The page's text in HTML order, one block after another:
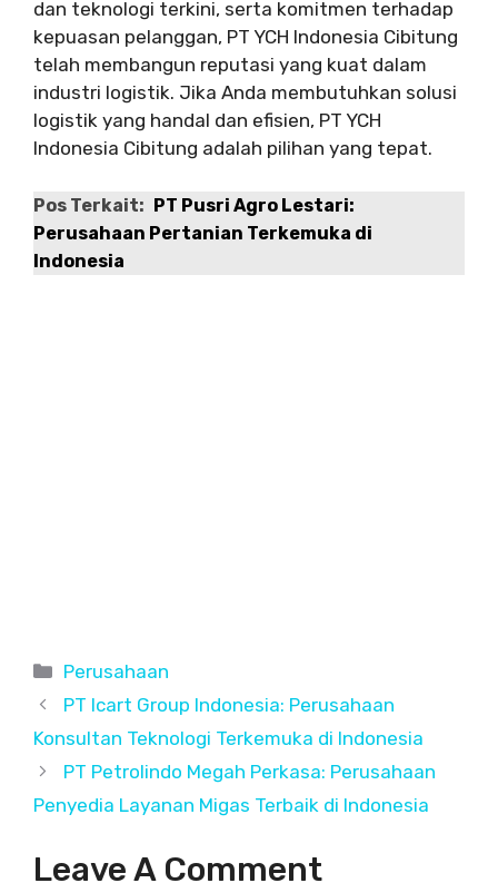
dan teknologi terkini, serta komitmen terhadap
kepuasan pelanggan, PT YCH Indonesia Cibitung
telah membangun reputasi yang kuat dalam
industri logistik. Jika Anda membutuhkan solusi
logistik yang handal dan efisien, PT YCH
Indonesia Cibitung adalah pilihan yang tepat.
Pos Terkait: PT Pusri Agro Lestari:
Perusahaan Pertanian Terkemuka di
Indonesia
C
a
e
g
o
i
Perusahaan
PT Icart Group Indonesia: Perusahaan
Konsultan Teknologi Terkemuka di Indonesia
PT Petrolindo Megah Perkasa: Perusahaan
Penyedia Layanan Migas Terbaik di Indonesia
Leave A Comment